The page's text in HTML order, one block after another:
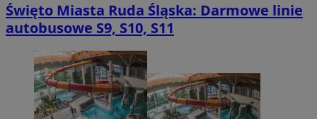
Święto Miasta Ruda Śląska: Darmowe linie
autobusowe S9, S10, S11